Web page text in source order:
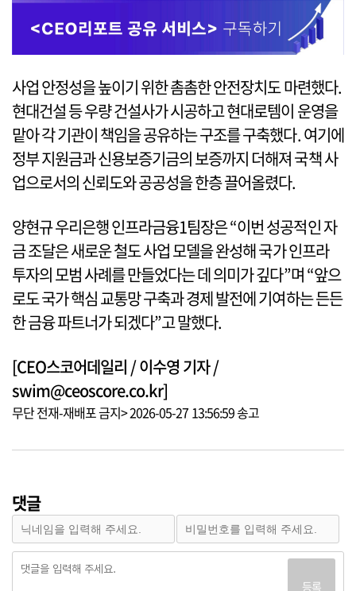
사업 안정성을 높이기 위한 촘촘한 안전장치도 마련했다.
현대건설 등 우량 건설사가 시공하고 현대로템이 운영을
맡아 각 기관이 책임을 공유하는 구조를 구축했다. 여기에
정부 지원금과 신용보증기금의 보증까지 더해져 국책 사
업으로서의 신뢰도와 공공성을 한층 끌어올렸다.
양현규 우리은행 인프라금융1팀장은 “이번 성공적인 자
금 조달은 새로운 철도 사업 모델을 완성해 국가 인프라
투자의 모범 사례를 만들었다는 데 의미가 깊다”며 “앞으
로도 국가 핵심 교통망 구축과 경제 발전에 기여하는 든든
한 금융 파트너가 되겠다”고 말했다.
[CEO스코어데일리 / 이수영 기자 /
swim@ceoscore.co.kr]
무단 전재-재배포 금지> 2026-05-27 13:56:59 송고
댓글
등록